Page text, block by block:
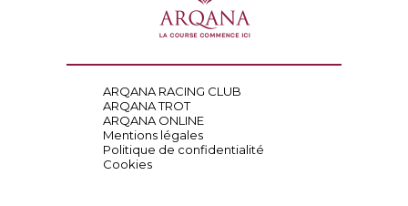
ARQANA RACING CLUB
ARQANA TROT
ARQANA ONLINE
Mentions légales
Politique de confidentialité
Cookies